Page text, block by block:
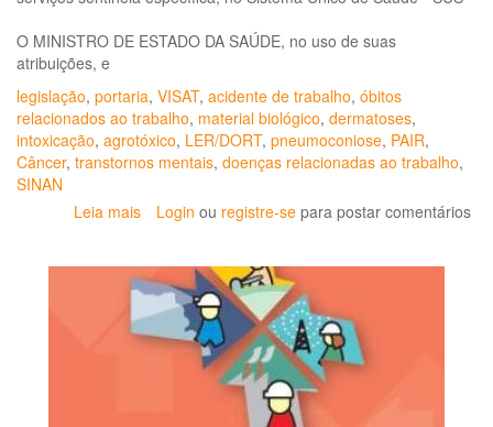
O MINISTRO DE ESTADO DA SAÚDE, no uso de suas
atribuições, e
legislação, portaria, VISAT, acidente de trabalho, óbitos
relacionados ao trabalho, material biológico, dermatoses,
intoxicação, agrotóxico, LER/DORT, pneumoconiose, PAIR,
Câncer, transtornos mentais, doenças relacionadas ao trabalho,
SINAN
Leia mais sobre
777/GM
Em
28
de
Login ou registre-se para postar comentários